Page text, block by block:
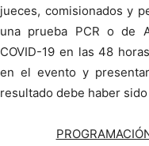
jueces, comisionados y
una prueba PCR o de
COVID-19 en las 48
en el evento y
resultado debe haber